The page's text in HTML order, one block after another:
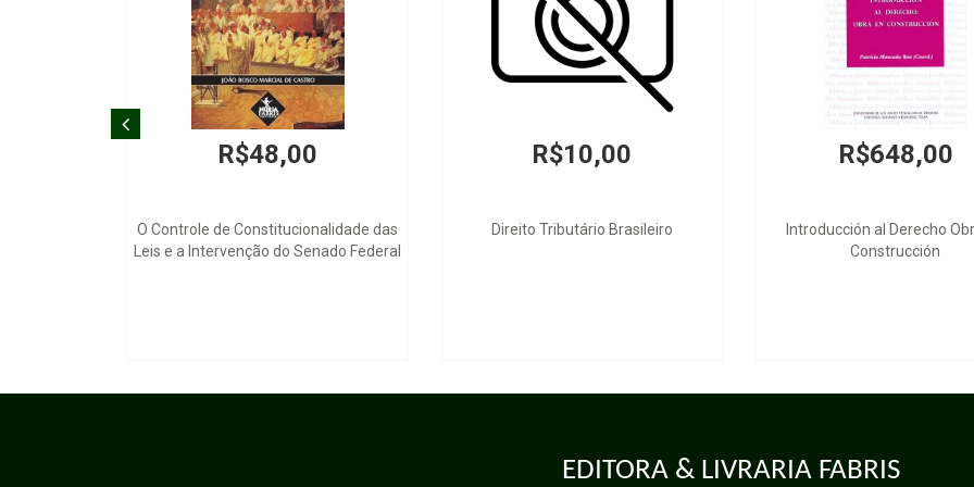
R$648,00
Introducción al Derecho Obra en
Construcción
R$100,00
Direito Civil - Direito das Sucessões
R$130,00
Socioambientalismo e Novos Direitos
EDITORA & LIVRARIA FABRIS